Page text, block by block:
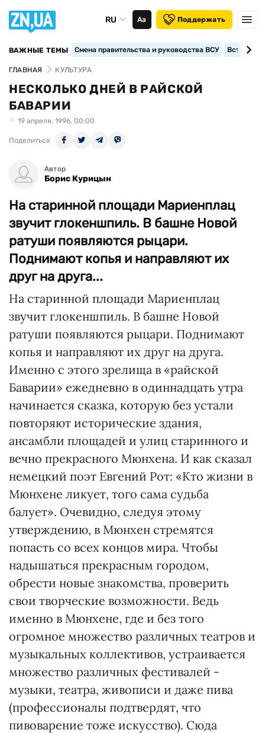
RU Аа Поддержать
ВАЖНЫЕ ТЕМЫ Смена правительства и руководства ВСУ
ГЛАВНАЯ КУЛЬТУРА
НЕСКОЛЬКО ДНЕЙ В РАЙСКОЙ
БАВАРИИ
19 апреля, 1996, 00:00
Поделиться
Автор
Борис Курицын
На старинной площади Мариенплац
звучит глокеншпиль. В башне Новой
ратуши появляются рыцари.
Поднимают копья и направляют их
друг на друга...
На старинной площади Мариенплац
звучит глокеншпиль. В башне Новой
ратуши появляются рыцари. Поднимают
копья и направляют их друг на друга.
Именно с этого зрелища в «райской
Баварии» ежедневно в одиннадцать утра
начинается сказка, которую без устали
повторяют исторические здания,
ансамбли площадей и улиц старинного и
вечно прекрасного Мюнхена. И как сказал
немецкий поэт Евгений Рот: «Кто жизни в
Мюнхене ликует, того сама судьба
балует». Очевидно, следуя этому
утверждению, в Мюнхен стремятся
попасть со всех концов мира. Чтобы
надышаться прекрасным городом,
обрести новые знакомства, проверить
свои творческие возможности. Ведь
именно в Мюнхене, где и без того
огромное множество различных театров и
музыкальных коллективов, устраивается
множество различных фестивалей -
музыки, театра, живописи и даже пива
(профессионалы подтвердят, что
пивоварение тоже искусство). Сюда